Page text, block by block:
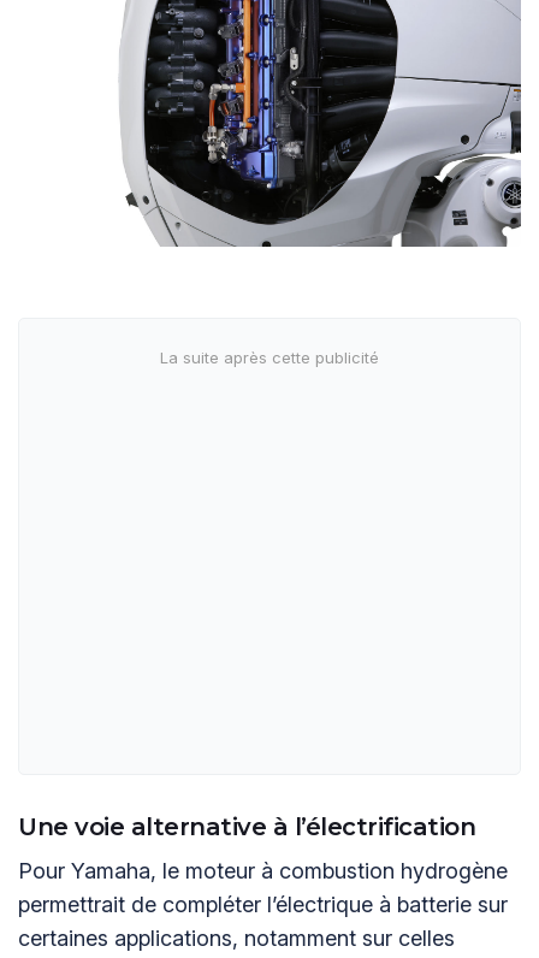
Une voie alternative à l’électrification
Pour Yamaha, le moteur à combustion hydrogène
permettrait de compléter l’électrique à batterie sur
certaines applications, notamment sur celles